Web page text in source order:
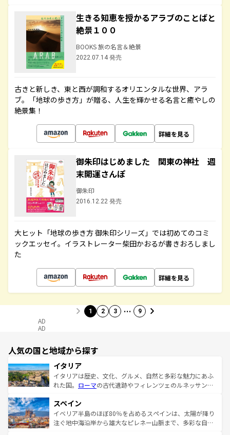
生きる知恵を授かるアラブのことばと
絶景１００
BOOKS 旅の名言＆絶景
2022.07.14 発売
古きと新しき、東と西が調和するオリエンタルな世界、アラ
ブ。「地球の歩き方」が贈る、人生を輝かせる名言と癒やしの
絶景集！
詳細を見る
御朱印はじめました 関東の神社 週
末開運さんぽ
御朱印
2016.12.22 発売
大ヒット「地球の歩き方 御朱印シリーズ」では初めてのコミ
ックエッセイ。イラストレーター柴田かおるが書きおろしまし
た
詳細を見る
1 2 3 … 9
AD
AD
人気の国と地域から探す
イタリア
イタリアは歴史、文化、グルメ、自然と多彩な魅力にあふ
れた国。 ローマの古代遺跡やフィレンツェのルネッサンス
ろん、トスカーナの美しい田園風景やアマルフィ海岸の絶
景など、自然景観も見逃せない。観光の合間には、本場の
ピザやパスタなど、絶品のイタリア料理を堪能することも
スペイン
イベリア半島のほぼ80％を占めるスペインは、太陽が降り
注ぐ地中海沿岸から雄大なピレネー山脈まで、多彩な自然